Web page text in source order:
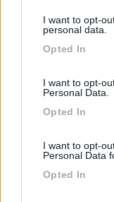
not limited to your
use your data for
I want to opt-
personal data.
Opted In
I want to opt-
Personal Data.
Opted In
I want to opt-
Personal Data
Opted In
qualcosa?